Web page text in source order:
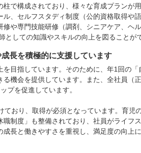
で構成されており、様々な育成プランが
、セルフスタディ制度（公的資格取得や
や専門技能研修（調剤、シニアケア、ヘ
しての知識やスキルの向上を図ることが
長を積極的に支援しています
目指しています。そのために、年1回の
機会を提供しています。また、全社員（
プを促進しています。
おり、取得が必須となっています。育児
制度」も整備されており、社員がライフ
長と働きやすさを重視し、満足度の向上に